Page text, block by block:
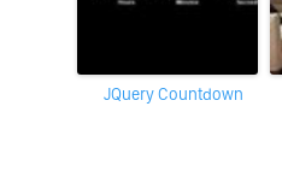
jQuery Countdown